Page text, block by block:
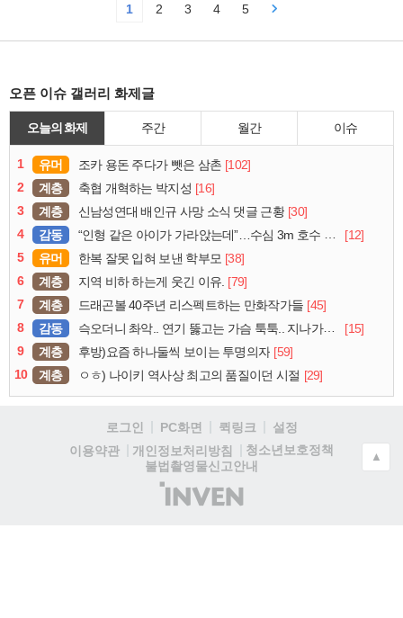
1 2 3 4 5
오픈 이슈 갤러리 화제글
오늘의 화제 주간 월간 이슈
1 유머 조카 용돈 주다가 뺏은 삼촌 [102]
2
계층 축협 개혁하는 박지성 [16]
3
계층 신남성연대 배인규 사망 소식 댓글 근황 [30]
4
감동 “인형 같은 아이가 가라앉는데”…수심 3m 호수 뛰어든 60대 의인
[12]
5
유머 한복 잘못 입혀 보낸 학부모 [38]
6
계층 지역 비하 하는게 웃긴 이유. [79]
7
계층 드래곤볼 40주년 리스펙트하는 만화작가들 [45]
8
감동 슥오더니 촤악.. 연기 뚫고는 가슴 툭툭.. 지나가던 아재의 정체
[15]
9
계층 후방)요즘 하나둘씩 보이는 투명의자 [59]
10
계층 ㅇㅎ) 나이키 역사상 최고의 품질이던 시절 [29]
로그인 PC화면 퀵링크
설정
이용약관
개인정보처리방침
청소년보호정책
불법촬영물신고안내
(주)
인
▲